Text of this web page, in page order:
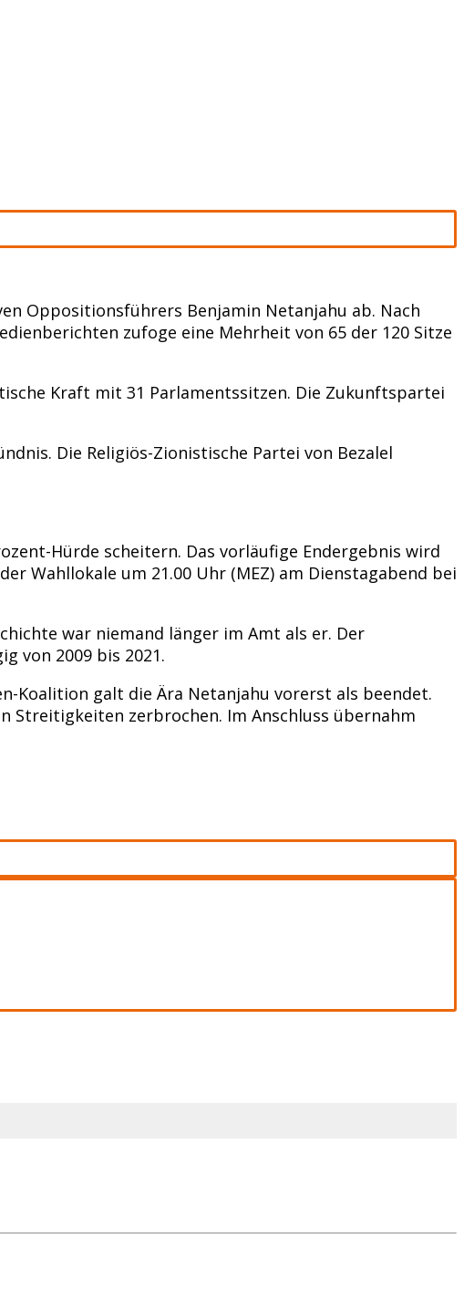
Oppositionsführers Benjamin Netanjahu ab. Nach
zufoge eine Mehrheit von 65 der 120 Sitze
Kraft mit 31 Parlamentssitzen. Die Zukunftspartei
Die Religiös-Zionistische Partei von Bezalel
Hürde scheitern. Das vorläufige Endergebnis wird
Wahllokale um 21.00 Uhr (MEZ) am Dienstagabend bei
war niemand länger im Amt als er. Der
von 2009 bis 2021.
Koalition galt die Ära Netanjahu vorerst als beendet.
Streitigkeiten zerbrochen. Im Anschluss übernahm